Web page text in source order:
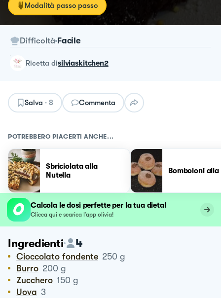
Modalità passo passo
Difficoltà Facile
ricetta disilviaskitchen2
Salva · 8 Commenta
POTREBBERO PIACERTI ANCHE...
Sbriciolata alla
Nutella
Bomboloni
Calcola le dosi perfette per la tua dieta!
Clicca qui e scarica l’app olivia!
Ingredienti 4
Cioccolato fondente 250 g
Burro 200 g
Zucchero 150 g
Uova 3